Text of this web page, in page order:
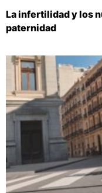
La infertilidad y los
paternidad